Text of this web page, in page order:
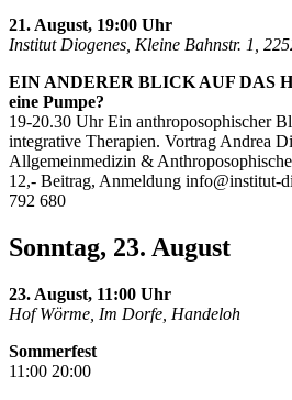
21. August, 19:00 Uhr
Institut Diogenes, Kleine Bahnstr. 1,
EIN ANDERER BLICK AUF DAS
eine Pumpe?
19-20.30 Uhr Ein anthroposophischer
integrative Therapien. Vortrag Andrea
Allgemeinmedizin &
12,- Beitrag, Anmeldung info@institut-
792 680
Sonntag, 23. August
23. August, 11:00 Uhr
Hof Wörme, Im Dorfe, Handeloh
Sommerfest
11:00 20:00